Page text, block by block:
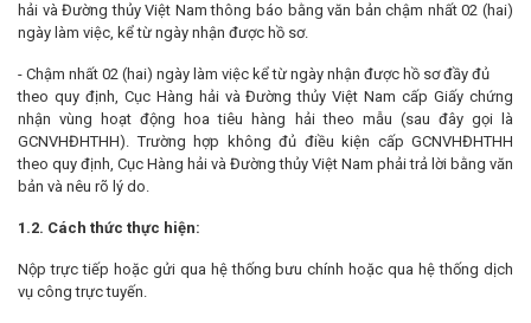
hải và Đường thủy Việt Nam thông báo bằng văn bản chậm nhất 02 (hai)
ngày làm việc, kể từ ngày nhận được hồ sơ.
- Chậm nhất 02 (hai) ngày làm việc kể từ ngày nhận được hồ sơ đầy đủ
theo quy định, Cục Hàng hải và Đường thủy Việt Nam cấp Giấy chứng
nhận vùng hoạt động hoa tiêu hàng hải theo mẫu (sau đây gọi là
GCNVHĐHTHH). Trường hợp không đủ điều kiện cấp GCNVHĐHTHH
theo quy định, Cục Hàng hải và Đường thủy Việt Nam phải trả lời bằng văn
bản và nêu rõ lý do.
1.2. Cách thức thực hiện:
Nộp trực tiếp hoặc gửi qua hệ thống bưu chính hoặc qua hệ thống dịch
vụ công trực tuyến.